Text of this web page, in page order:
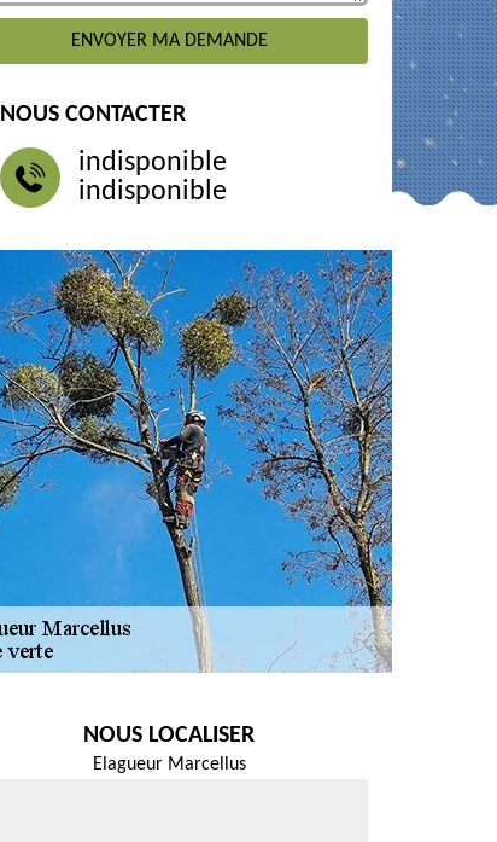
NOUS CONTACTER
indisponible
indisponible
NOUS LOCALISER
Elagueur Marcellus